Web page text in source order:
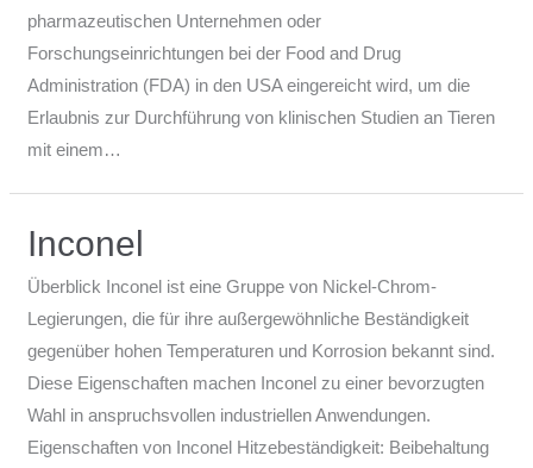
pharmazeutischen Unternehmen oder
Forschungseinrichtungen bei der Food and Drug
Administration (FDA) in den USA eingereicht wird, um die
Erlaubnis zur Durchführung von klinischen Studien an Tieren
mit einem…
Inconel
Überblick Inconel ist eine Gruppe von Nickel-Chrom-
Legierungen, die für ihre außergewöhnliche Beständigkeit
gegenüber hohen Temperaturen und Korrosion bekannt sind.
Diese Eigenschaften machen Inconel zu einer bevorzugten
Wahl in anspruchsvollen industriellen Anwendungen.
Eigenschaften von Inconel Hitzebeständigkeit: Beibehaltung